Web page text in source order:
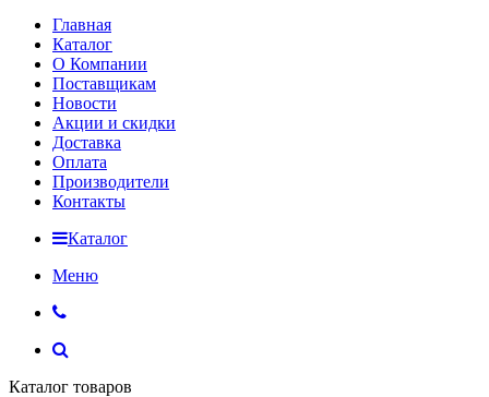
Главная
Каталог
О Компании
Поставщикам
Новости
Акции и скидки
Доставка
Оплата
Производители
Контакты
Каталог
Меню
Каталог товаров